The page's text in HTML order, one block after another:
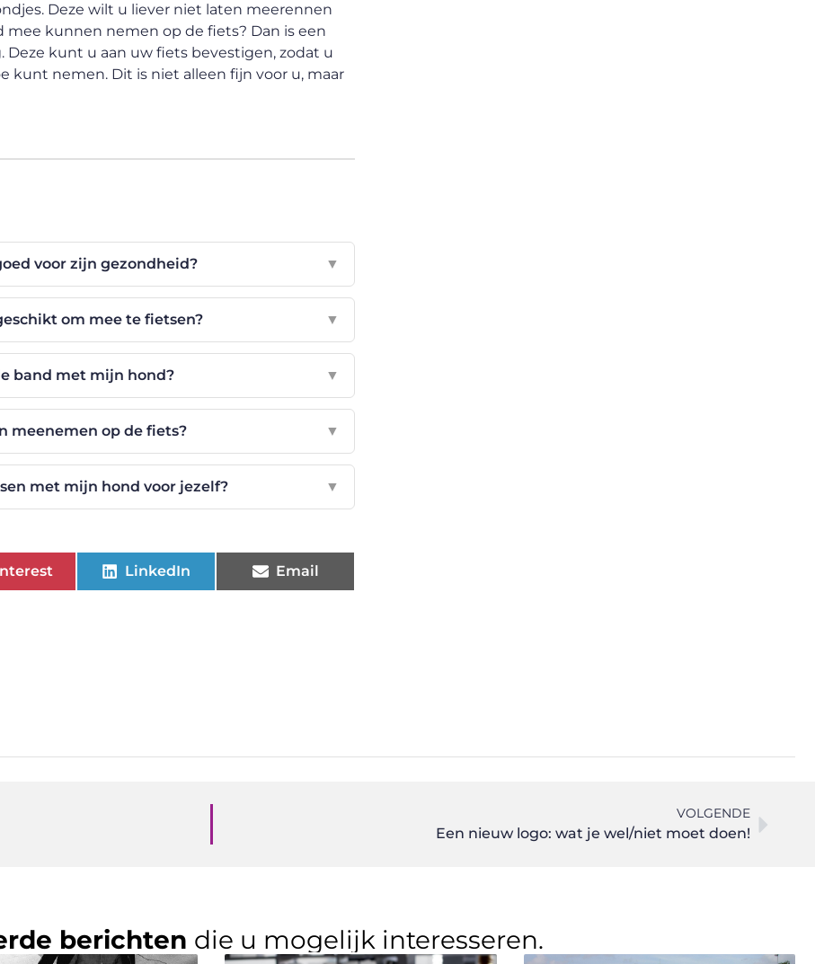
Deze wilt u liever niet laten meerennen
kunnen nemen op de fiets? Dan is een
Deze kunt u aan uw fiets bevestigen, zodat u
kunt nemen. Dit is niet alleen fijn voor u, maar
voor zijn gezondheid? ▼
om mee te fietsen? ▼
band met mijn hond? ▼
meenemen op de fiets? ▼
met mijn hond voor jezelf? ▼
LinkedIn Email
VOLGENDE
Een nieuw logo: wat je wel/niet moet doen!
berichten die u mogelijk interesseren.